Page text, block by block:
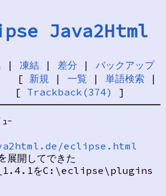
Java2Html
| 凍結| 差分 | バックアップ
[ 新規 | 一覧 | 単語検索 |
[ Trackback(374) ]
ｰ
eclipse.html
展開してできた
をC:\eclipse\plugins